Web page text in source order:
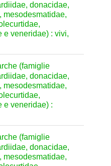
donacidae,
mesodesmatidae,
e veneridae) : vivi,
(famiglie
donacidae,
mesodesmatidae,
e veneridae) :
(famiglie
donacidae,
mesodesmatidae,